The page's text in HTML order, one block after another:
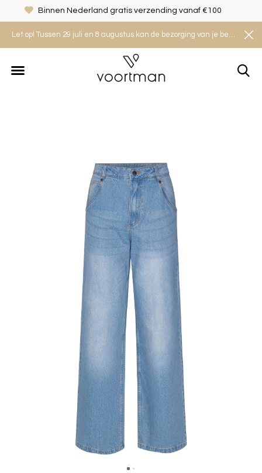
Let op! Tussen 29 juli en 8 augustus kan de bezorging van je bestelling iets langer duren. Houd rekening met een levertijd van 2 tot 4 werkdagen.
Binnen Nederland gratis verzending vanaf €100